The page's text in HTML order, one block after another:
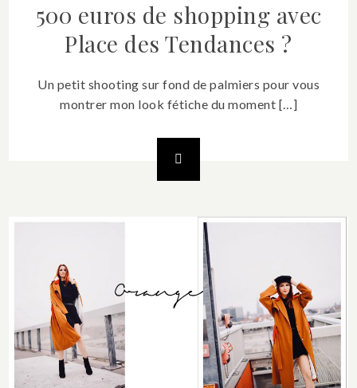
500 euros de shopping avec
Place des Tendances ?
Un petit shooting sur fond de palmiers pour vous
montrer mon look fétiche du moment […]